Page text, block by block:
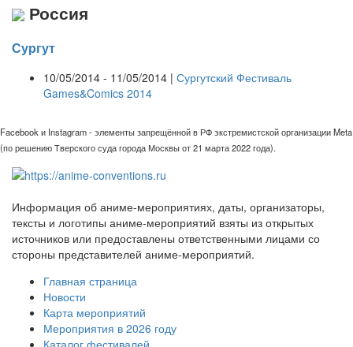
Россия
Сургут
10/05/2014 - 11/05/2014 | Сургутский Фестиваль
Games&Comics 2014
Facebook и Instagram - элементы запрещённой в РФ экстремистской организации Meta
(по решению Тверского суда города Москвы от 21 марта 2022 года).
Информация об аниме-мероприятиях, даты, организаторы,
тексты и логотипы аниме-мероприятий взяты из открытых
источников или предоставлены ответственными лицами со
стороны представителей аниме-мероприятий.
Главная страница
Новости
Карта мероприятий
Мероприятия в 2026 году